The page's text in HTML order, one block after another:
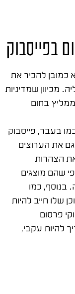
בפייסבוק
כמובן להכיר את
מכיוון שמדיניות
בחום
בעבר, פייסבוק
את הערוצים
את הצהרות
שהם מוצגים
בנוסף, כמו
שלו חייב להיות
פרסום
להיות עקבי,